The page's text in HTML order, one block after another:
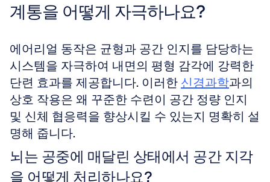
계통을 어떻게 자극하나요?
에어리얼 동작은 균형과 공간 인지를 담당하는
시스템을 자극하여 내면의 평형 감각에 강력한
단련 효과를 제공합니다. 이러한 신경과학과의
상호 작용은 왜 꾸준한 수련이 공간 정량 인지
및 신체 협응력을 향상시킬 수 있는지 명확히 설
명해 줍니다.
뇌는 공중에 매달린 상태에서 공간 지각
을 어떻게 처리하나요?